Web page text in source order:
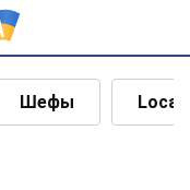
Шефы Local